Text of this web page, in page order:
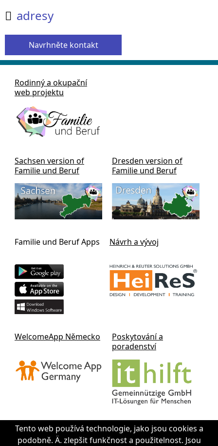
Tento web používá technologie, jako jsou cookies a
podobně. Ä. zlepšit funkčnost a použitelnost. Jsou
 adresy
Navrhněte kontakt
Rodinný a okupační
web projektu
Sachsen version of
Familie und Beruf
Dresden version of
Familie und Beruf
Familie und Beruf Apps Návrh a vývoj
WelcomeApp Německo
Poskytování a
poradenství
Contact IThilft gGmbH